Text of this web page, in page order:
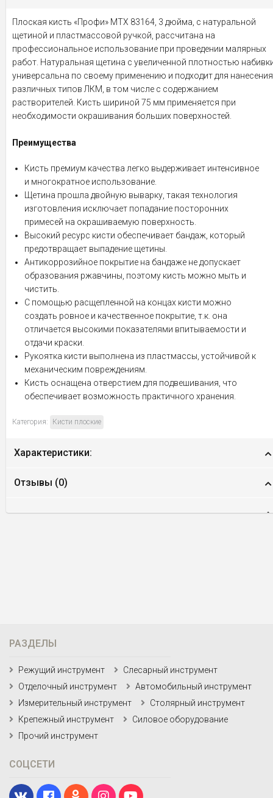
Плоская кисть «Профи» MTX 83164, 3 дюйма, с натуральной
щетиной и пластмассовой ручкой, рассчитана на
профессиональное использование при проведении малярных
работ. Натуральная щетина с увеличенной плотностью
универсальна по своему применению и подходит для нанесения
различных типов ЛКМ, в том числе с содержанием
растворителей. Кисть шириной 75 мм применяется при
необходимости окрашивания больших поверхностей.
Преимущества
Кисть премиум качества легко выдерживает интенсивное
и многократное использование.
Щетина прошла двойную выварку, такая технология
изготовления исключает попадание посторонних
примесей на окрашиваемую поверхность.
Высокий ресурс кисти обеспечивает бандаж, который
предотвращает выпадение щетины.
Антикоррозийное покрытие на бандаже не допускает
образования ржавчины, поэтому кисть можно мыть и
чистить.
С помощью расщепленной на концах кисти можно
создать ровное и качественное покрытие, т.к. она
отличается высокими показателями впитываемости и
отдачи краски.
Рукоятка кисти выполнена из пластмассы, устойчивой к
механическим повреждениям.
Кисть оснащена отверстием для подвешивания, что
обеспечивает возможность практичного хранения.
Категория: Кисти плоские
Характеристики:
Отзывы (0)
РАЗДЕЛЫ
Режущий инструмент
Слесарный инструмент
Отделочный инструмент
Автомобильный инструмент
Измерительный инструмент
Столярный инструмент
Крепежный инструмент
Силовое оборудование
Прочий инструмент
СОЦСЕТИ